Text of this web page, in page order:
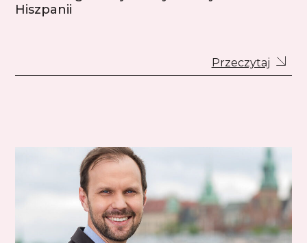
Hiszpanii
Przeczytaj